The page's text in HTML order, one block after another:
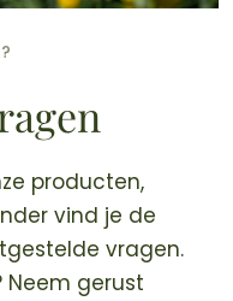
producten,
vind je de
vragen.
Neem gerust